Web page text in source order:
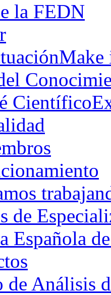
la FEDN
Científico
de
Española
de Análisis